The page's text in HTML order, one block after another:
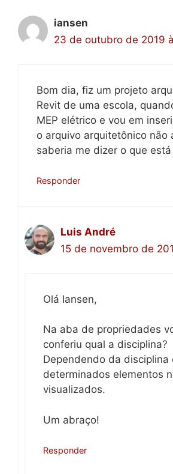
iansen
23 de outubro de 2019
Bom dia, fiz um projeto
Revit de uma escola,
MEP elétrico e vou em
o arquivo arquitetônico não
saberia me dizer o que
Responder
Luis André
15 de novembro de
Olá Iansen,
Na aba de propriedades
conferiu qual a disciplina?
Dependendo da disciplina
determinados elementos
visualizados.
Um abraço!
Responder